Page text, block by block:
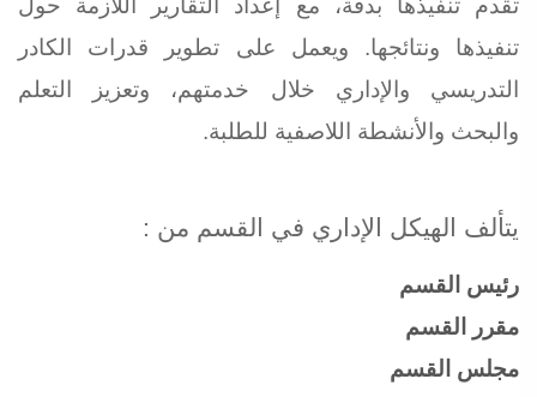
تقدم تنفيذها بدقة، مع إعداد التقارير اللازمة حول
تنفيذها ونتائجها. ويعمل على تطوير قدرات الكادر
التدريسي والإداري خلال خدمتهم، وتعزيز التعلم
والبحث والأنشطة اللاصفية للطلبة.
يتألف الهيكل الإداري في القسم من :
رئيس القسم
مقرر القسم
مجلس القسم